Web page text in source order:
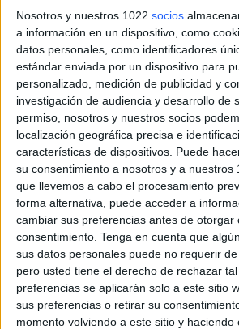
Nosotros y nuestros 1022 socios
a información en un dispositivo, como
datos personales, como identificadores
estándar enviada por un dispositivo para
personalizado, medición de publicidad y
investigación de audiencia y desarrollo de
permiso, nosotros y nuestros socios
localización geográfica precisa e
características de dispositivos. Puede
su consentimiento a nosotros y a nuestros
que llevemos a cabo el procesamiento
forma alternativa, puede acceder a
cambiar sus preferencias antes de otorgar
consentimiento. Tenga en cuenta que
sus datos personales puede no requerir
pero usted tiene el derecho de rechazar
preferencias se aplicarán solo a este sitio
sus preferencias o retirar su
momento volviendo a este sitio y haciendo
FIFA+